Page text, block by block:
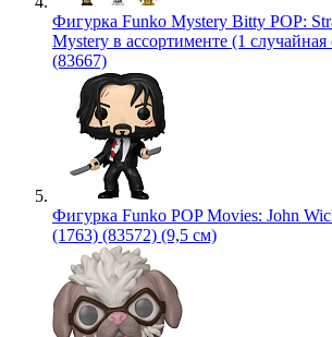
Фигурка Funko Mystery Bitty POP:
Mystery в ассортименте (1
(83667)
Фигурка Funko POP Movies: John
(1763) (83572) (9,5 см)